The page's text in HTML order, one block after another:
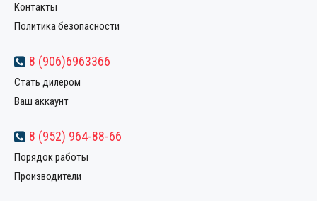
Контакты
Политика безопасности
8 (906)6963366
Стать дилером
Ваш аккаунт
8 (952) 964-88-66
Порядок работы
Производители